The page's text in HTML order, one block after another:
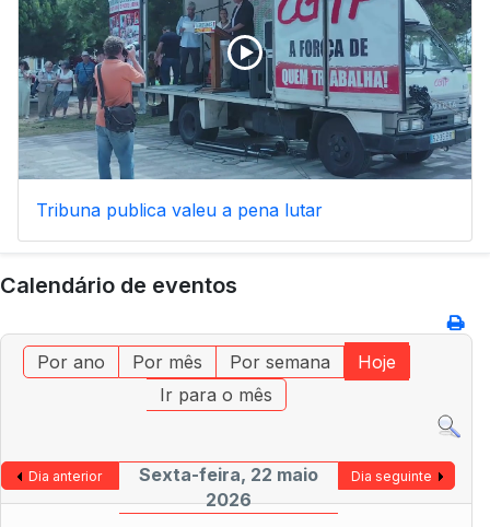
Tribuna publica valeu a pena lutar
Calendário de eventos
Por ano Por mês Por semana
Hoje
Ir para o mês
Dia anterior
Sexta-feira, 22 maio
2026
Dia seguinte